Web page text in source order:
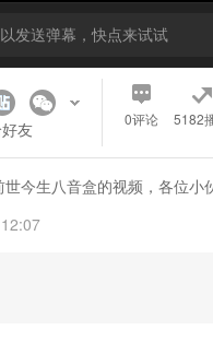
发送弹幕，快点来试试
友 0评论 5182
今生八音盒的视频，各位